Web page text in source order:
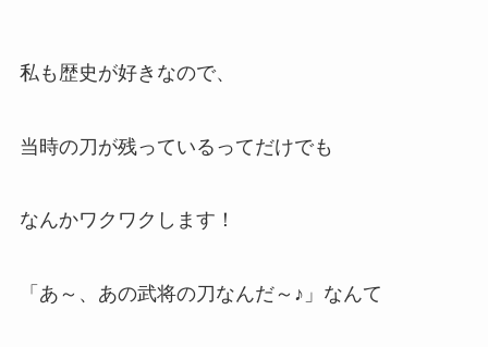
私も歴史が好きなので、
当時の刀が残っているってだけでも
なんかワクワクします！
「あ～、あの武将の刀なんだ～♪」なんて